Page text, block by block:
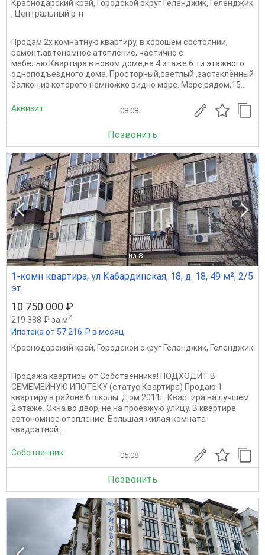
Краснодарский край, Городской округ Геленджик,
Геленджик
,
Центральный р-н
Продам 2х комнатную квартиру, в хорошем состоянии,
ремонт,автономное атопление, частично с
мебелью.Квартира в новом доме,на 4 этаже 6 ти этажного
одноподъездного дома. Просторный,светлый ,застеклённый
балкон,из которого немножко видно море. Море рядом,15...
Аквизит 08.08
Позвонить
1 из 8
1-комн квартира, ул Кабардинская, 18, д. 18, 49 м², 2/5
эт.
10 750 000 ₽
219 388 ₽ за м2
Ипотека от 57 216 ₽ в месяц
Краснодарский край, Городской округ Геленджик, Геленджик
Продажа квартиры от Собственника! ПОДХОДИТ В
СЕМЕМЕЙНУЮ ИПОТЕКУ (статус Квартира) Продаю 1
квартиру в районе 6 школы. Дом 2011г. Квартира на лучшем
2 этаже. Окна во двор, не на проезжую улицу. В квартире
автономное отопление. Большая жилая комната
квадратной...
Собственник 05.08
Позвонить